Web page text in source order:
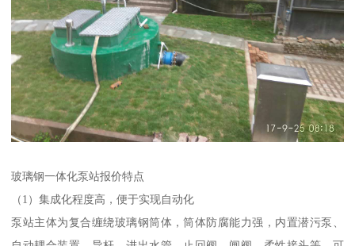
玻璃钢一体化泵站报价特点
（1）集成化程度高，便于实现自动化
泵站主体为复合缠绕玻璃钢筒体，筒体防腐能力强，内置潜污泵、